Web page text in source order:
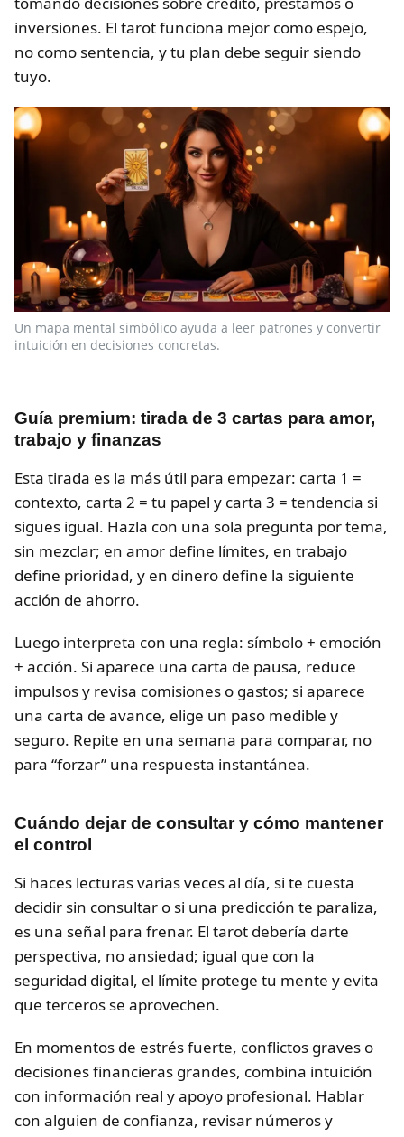
inversiones. El tarot funciona mejor como espejo,
no como sentencia, y tu plan debe seguir siendo
tuyo.
Un mapa mental simbólico ayuda a leer patrones y convertir
intuición en decisiones concretas.
Guía premium: tirada de 3 cartas para amor,
trabajo y finanzas
Esta tirada es la más útil para empezar: carta 1 =
contexto, carta 2 = tu papel y carta 3 = tendencia si
sigues igual. Hazla con una sola pregunta por tema,
sin mezclar; en amor define límites, en trabajo
define prioridad, y en dinero define la siguiente
acción de ahorro.
Luego interpreta con una regla: símbolo + emoción
+ acción. Si aparece una carta de pausa, reduce
impulsos y revisa comisiones o gastos; si aparece
una carta de avance, elige un paso medible y
seguro. Repite en una semana para comparar, no
para “forzar” una respuesta instantánea.
Cuándo dejar de consultar y cómo mantener
el control
Si haces lecturas varias veces al día, si te cuesta
decidir sin consultar o si una predicción te paraliza,
es una señal para frenar. El tarot debería darte
perspectiva, no ansiedad; igual que con la
seguridad digital, el límite protege tu mente y evita
que terceros se aprovechen.
En momentos de estrés fuerte, conflictos graves o
decisiones financieras grandes, combina intuición
con información real y apoyo profesional. Hablar
con alguien de confianza, revisar números y